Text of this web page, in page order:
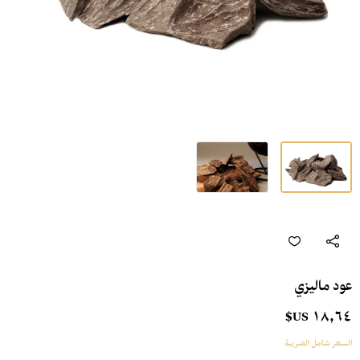
عود ماليزي
١٨٫٦٤ US$
السعر شامل الضريبة